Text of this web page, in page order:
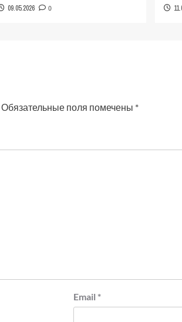
09.05.2026 0
Обязательные поля помечены *
Email *